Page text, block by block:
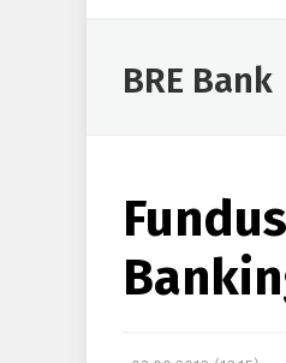
BRE Bank